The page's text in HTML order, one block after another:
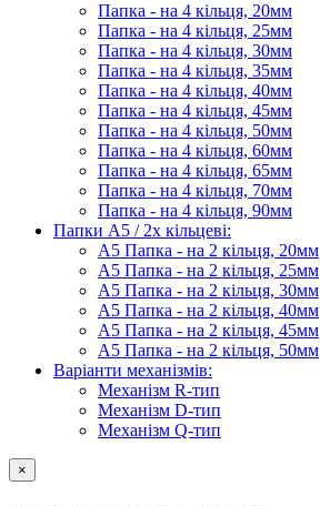
Папка - на 4 кільця, 20мм
Папка - на 4 кільця, 25мм
Папка - на 4 кільця, 30мм
Папка - на 4 кільця, 35мм
Папка - на 4 кільця, 40мм
Папка - на 4 кільця, 45мм
Папка - на 4 кільця, 50мм
Папка - на 4 кільця, 60мм
Папка - на 4 кільця, 65мм
Папка - на 4 кільця, 70мм
Папка - на 4 кільця, 90мм
Папки А5 / 2х кільцеві:
А5 Папка - на 2 кільця, 20мм
А5 Папка - на 2 кільця, 25мм
А5 Папка - на 2 кільця, 30мм
А5 Папка - на 2 кільця, 40мм
А5 Папка - на 2 кільця, 45мм
А5 Папка - на 2 кільця, 50мм
Варіанти механізмів:
Механізм R-тип
Механізм D-тип
Механізм Q-тип
×